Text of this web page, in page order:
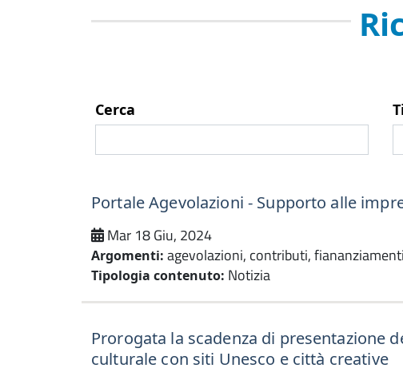
Cerca
Portale Agevolazioni - Supporto alle
Mar 18 Giu, 2024
Argomenti: agevolazioni, contributi, fiananziamenti
Tipologia contenuto: Notizia
Prorogata la scadenza di presentazione
culturale con siti Unesco e città creative